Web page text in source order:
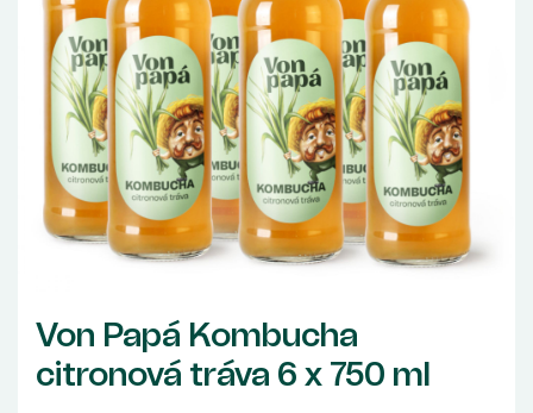
Von Papá Kombucha
citronová tráva 6 x 750 ml